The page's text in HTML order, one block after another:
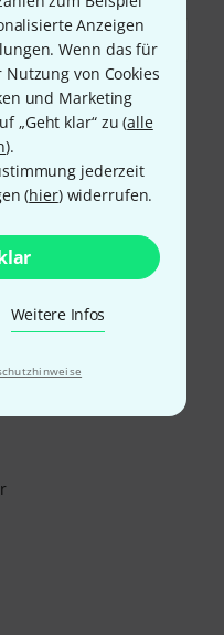
Anzeigen
Wenn das für
von Cookies
und Marketing
„Geht klar“ zu (alle
).
jederzeit
(hier) widerrufen.
Weitere Infos
per Nachnahme,
Sofort bezahlen